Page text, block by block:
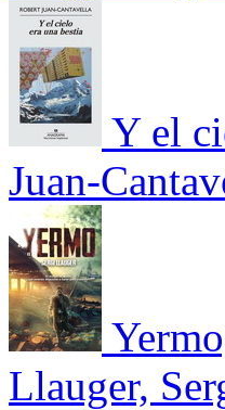
Y el
Juan-
Llauger,